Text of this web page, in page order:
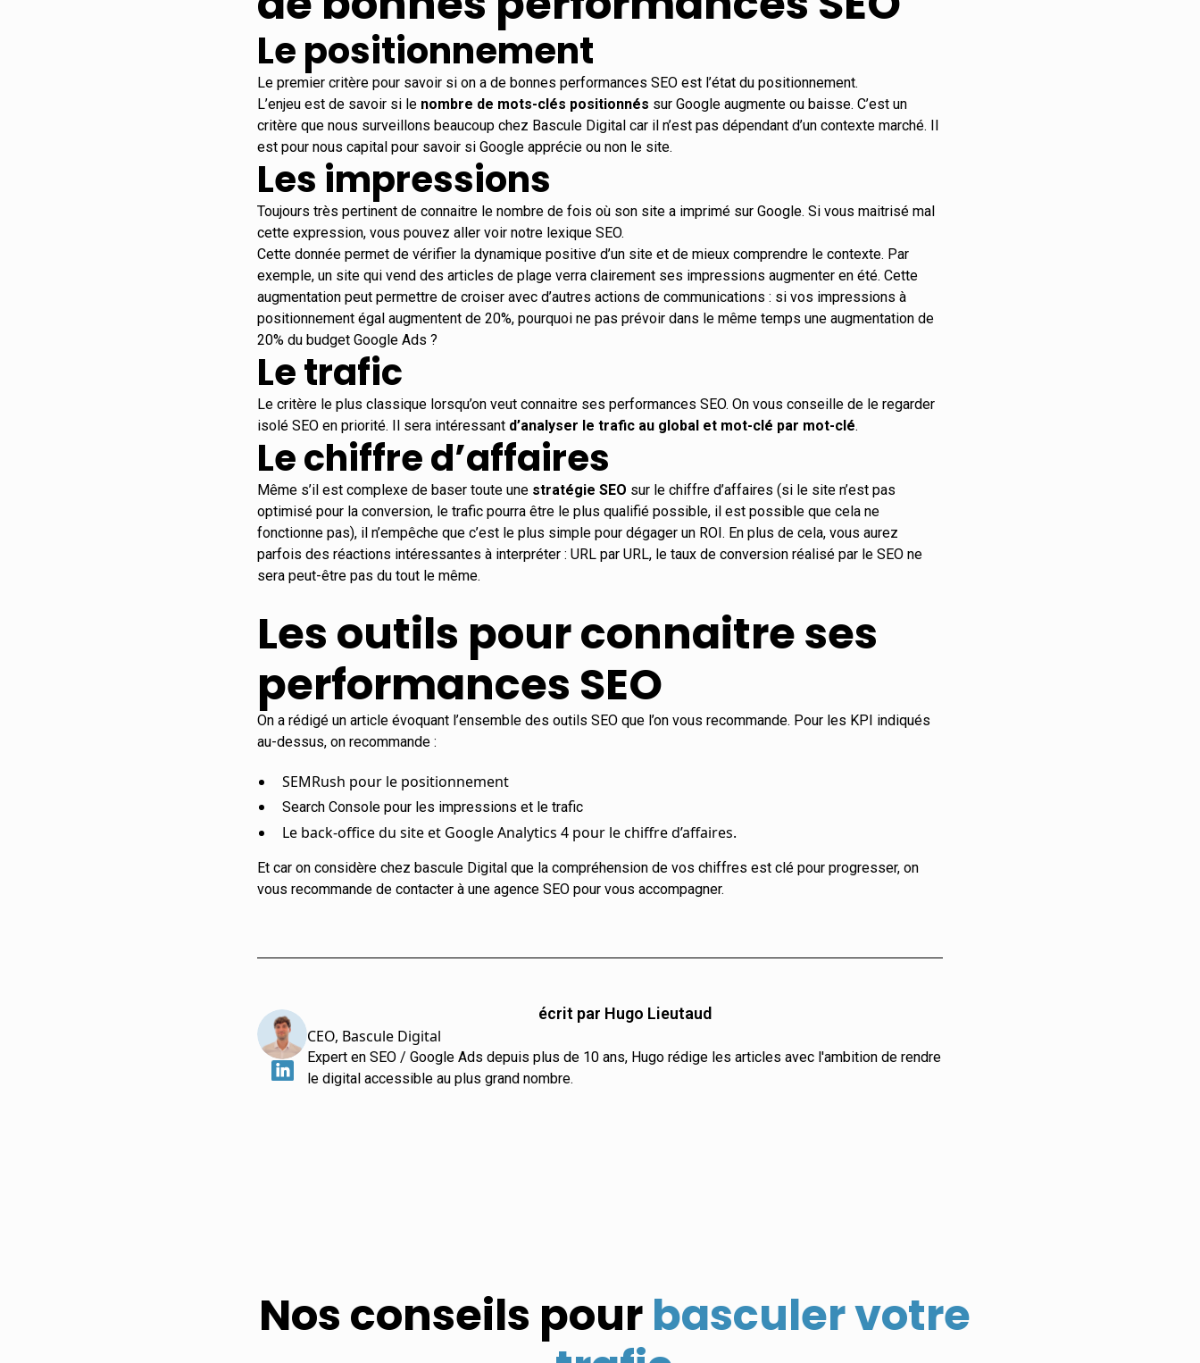
Le positionnement
Le premier critère pour savoir si on a de bonnes performances SEO est l’état du positionnement.
L’enjeu est de savoir si le nombre de mots-clés positionnés sur Google augmente ou baisse. C’est un
critère que nous surveillons beaucoup chez Bascule Digital car il n’est pas dépendant d’un contexte marché. Il
est pour nous capital pour savoir si Google apprécie ou non le site.
Les impressions
Toujours très pertinent de connaitre le nombre de fois où son site a imprimé sur Google. Si vous maitrisé mal
cette expression, vous pouvez aller voir notre lexique SEO.
Cette donnée permet de vérifier la dynamique positive d’un site et de mieux comprendre le contexte. Par
exemple, un site qui vend des articles de plage verra clairement ses impressions augmenter en été. Cette
augmentation peut permettre de croiser avec d’autres actions de communications : si vos impressions à
positionnement égal augmentent de 20%, pourquoi ne pas prévoir dans le même temps une augmentation de
20% du budget Google Ads ?
Le trafic
Le critère le plus classique lorsqu’on veut connaitre ses performances SEO. On vous conseille de le regarder
isolé SEO en priorité. Il sera intéressant d’analyser le trafic au global et mot-clé par mot-clé.
Le chiffre d’affaires
Même s’il est complexe de baser toute une stratégie SEO sur le chiffre d’affaires (si le site n’est pas
optimisé pour la conversion, le trafic pourra être le plus qualifié possible, il est possible que cela ne
fonctionne pas), il n’empêche que c’est le plus simple pour dégager un ROI. En plus de cela, vous aurez
parfois des réactions intéressantes à interpréter : URL par URL, le taux de conversion réalisé par le SEO ne
sera peut-être pas du tout le même.
Les outils pour connaitre ses
performances SEO
On a rédigé un article évoquant l’ensemble des outils SEO que l’on vous recommande. Pour les KPI indiqués
au-dessus, on recommande :
SEMRush pour le positionnement
Search Console pour les impressions et le trafic
Le back-office du site et Google Analytics 4 pour le chiffre d’affaires.
Et car on considère chez bascule Digital que la compréhension de vos chiffres est clé pour progresser, on
vous recommande de contacter à une agence SEO pour vous accompagner.
écrit par Hugo Lieutaud
CEO, Bascule Digital
Expert en SEO / Google Ads depuis plus de 10 ans, Hugo rédige les articles avec l'ambition de rendre
le digital accessible au plus grand nombre.
Nos conseils pourbasculer votre